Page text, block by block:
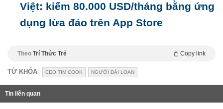
Việt: kiếm 80.000 USD/tháng bằng ứng
dụng lừa đảo trên App Store
Theo Trí Thức Trẻ Copy link
TỪ KHÓA CEO TIM COOK NGƯỜI ĐÀI LOAN
Tin liên quan